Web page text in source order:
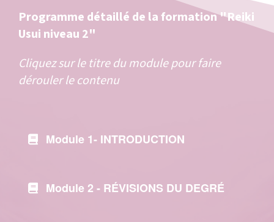
Programme détaillé de la formation "Reiki
Usui niveau 2"
Cliquez sur le titre du module pour faire
dérouler le contenu
Module 1- INTRODUCTION
Module 2 - RÉVISIONS DU DEGRÉ